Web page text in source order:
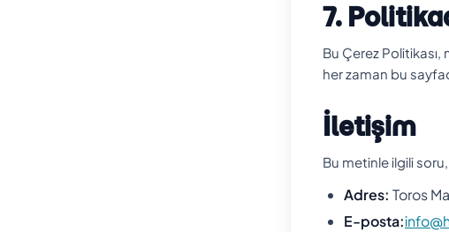
7.
Bu Çerez
her zaman bu
İletişim
Bu metinle ilgili
Adres: Toros
E-posta: